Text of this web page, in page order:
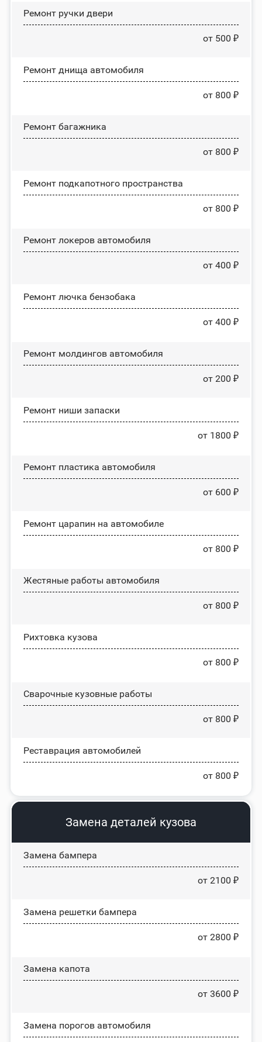
Ремонт ручки двери
от 500 ₽
Ремонт днища автомобиля
от 800 ₽
Ремонт багажника
от 800 ₽
Ремонт подкапотного пространства
от 800 ₽
Ремонт лoĸepoв автомобиля
от 400 ₽
Ремонт лючка бензобака
от 400 ₽
Ремонт молдингов автомобиля
от 200 ₽
Ремонт ниши запаски
от 1800 ₽
Ремонт пластика автомобиля
от 600 ₽
Ремонт царапин на автомобиле
от 800 ₽
Жестяные работы автомобиля
от 800 ₽
Рихтовка кузова
от 800 ₽
Сварочные кузовные работы
от 800 ₽
Реставрация автомобилей
от 800 ₽
Замена деталей кузова
Замена бампера
от 2100 ₽
Замена решетки бампера
от 2800 ₽
Замена капота
от 3600 ₽
Замена порогов автомобиля